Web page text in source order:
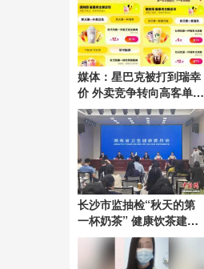
媒体：星巴克被打到瑞幸
价 外卖竞争转向高客单市
场
长沙市监抽检“秋天的第
一杯奶茶” 健康饮茶建议
出炉